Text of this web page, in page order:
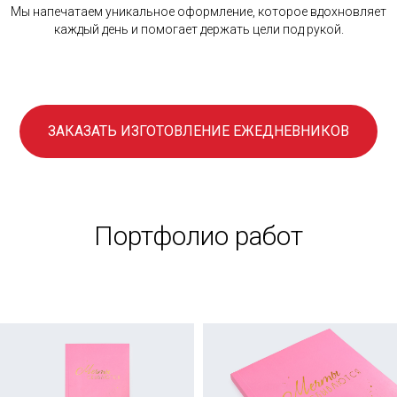
Мы напечатаем уникальное оформление, которое вдохновляет
каждый день и помогает держать цели под рукой.
ЗАКАЗАТЬ ИЗГОТОВЛЕНИЕ ЕЖЕДНЕВНИКОВ
Портфолио работ